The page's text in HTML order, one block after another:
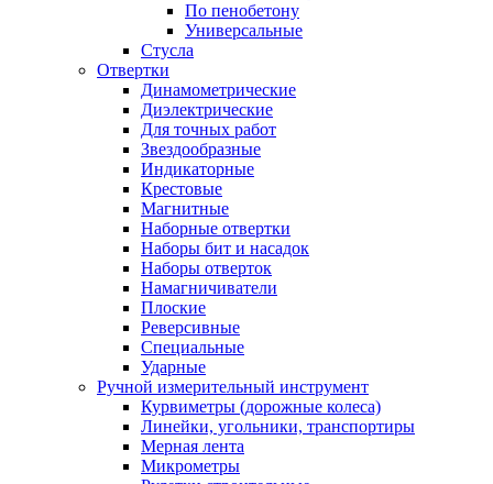
По пенобетону
Универсальные
Стусла
Отвертки
Динамометрические
Диэлектрические
Для точных работ
Звездообразные
Индикаторные
Крестовые
Магнитные
Наборные отвертки
Наборы бит и насадок
Наборы отверток
Намагничиватели
Плоские
Реверсивные
Специальные
Ударные
Ручной измерительный инструмент
Курвиметры (дорожные колеса)
Линейки, угольники, транспортиры
Мерная лента
Микрометры